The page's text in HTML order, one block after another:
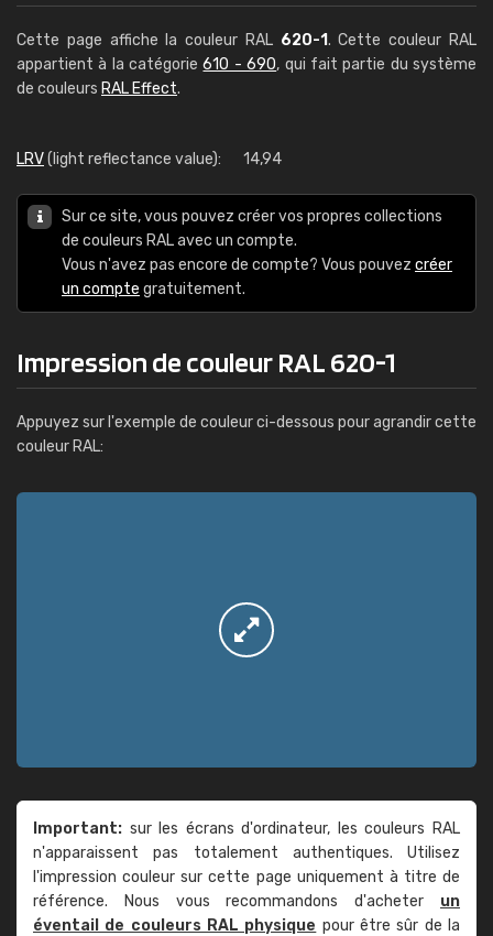
Cette page affiche la couleur RAL 620-1. Cette couleur RAL
appartient à la catégorie610 - 690, qui fait partie du système
de couleurs RAL Effect.
LRV(light reflectance value): 14,94
Sur ce site, vous pouvez créer vos propres collections
de couleurs RAL avec un compte.
Vous n'avez pas encore de compte? Vous pouvez créer
un compte gratuitement.
Impression de couleur RAL 620-1
Appuyez sur l'exemple de couleur ci-dessous pour agrandir cette
couleur RAL:
Important: sur les écrans d'ordinateur, les couleurs RAL
n'apparaissent pas totalement authentiques. Utilisez
l'impression couleur sur cette page uniquement à titre de
référence. Nous vous recommandons d'acheter un
éventail de couleurs RAL physique pour être sûr de la